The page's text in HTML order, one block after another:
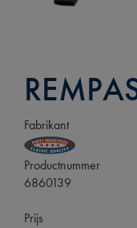
Fabrikant
Productnummer
6860139
Prijs